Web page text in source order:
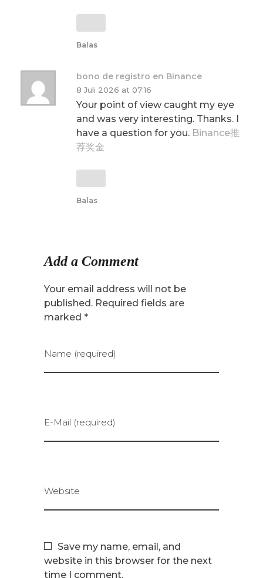
Balas
bono de registro en Binance
8 Juli 2026 at 07:16
Your point of view caught my eye
and was very interesting. Thanks. I
have a question for you. Binance推
荐奖金
Balas
Add a Comment
Your email address will not be
published. Required fields are
marked *
Name (required)
E-Mail (required)
Website
Save my name, email, and
website in this browser for the next
time I comment.